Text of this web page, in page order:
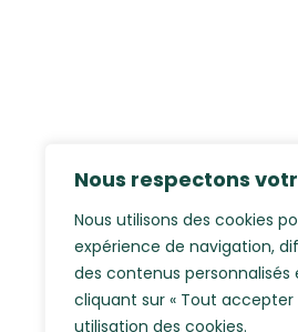
Nous respectons
Nous utilisons des cookies
expérience de navigation,
des contenus
cliquant sur « Tout
utilisation des cookies.